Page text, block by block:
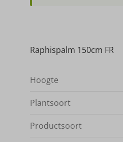
Raphispalm 150cm FR
Hoogte
Plantsoort
Productsoort